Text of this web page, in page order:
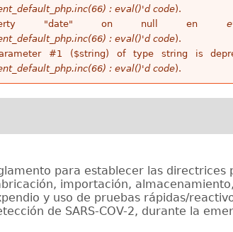
: eval()'d code).
"date" on null en
: eval()'d code).
#1 ($string) of type string is
: eval()'d code).
para establecer las directrices
importación, almacenamiento,
y uso de pruebas rápidas/
de SARS-COV-2, durante la